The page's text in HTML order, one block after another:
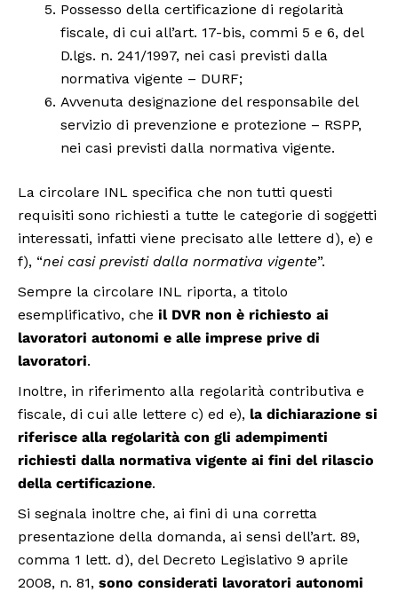
Possesso della certificazione di regolarità
fiscale, di cui all’art. 17-bis, commi 5 e 6, del
D.lgs. n. 241/1997, nei casi previsti dalla
normativa vigente – DURF;
Avvenuta designazione del responsabile del
servizio di prevenzione e protezione – RSPP,
nei casi previsti dalla normativa vigente.
La circolare INL specifica che non tutti questi
requisiti sono richiesti a tutte le categorie di soggetti
interessati, infatti viene precisato alle lettere d), e) e
f), “nei casi previsti dalla normativa vigente”.
Sempre la circolare INL riporta, a titolo
esemplificativo, che il DVR non è richiesto ai
lavoratori autonomi e alle imprese prive di
lavoratori.
Inoltre, in riferimento alla regolarità contributiva e
fiscale, di cui alle lettere c) ed e), la dichiarazione si
riferisce alla regolarità con gli adempimenti
richiesti dalla normativa vigente ai fini del rilascio
della certificazione.
Si segnala inoltre che, ai fini di una corretta
presentazione della domanda, ai sensi dell’art. 89,
comma 1 lett. d), del Decreto Legislativo 9 aprile
2008, n. 81, sono considerati lavoratori autonomi